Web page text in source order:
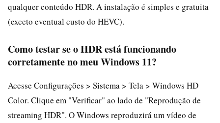
qualquer conteúdo HDR. A instalação é simples e gratuita
(exceto eventual custo do HEVC).
Como testar se o HDR está funcionando
corretamente no meu Windows 11?
Acesse Configurações > Sistema > Tela > Windows HD
Color. Clique em "Verificar" ao lado de "Reprodução de
streaming HDR". O Windows reproduzirá um vídeo de